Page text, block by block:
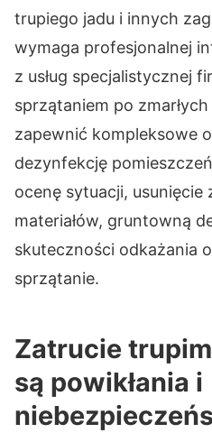
trupiego jadu i innych
wymaga profesjonalnej
z usług specjalistycznej
sprzątaniem po
zapewnić kompleksowe
dezynfekcję
ocenę sytuacji,
materiałów, gruntowną
skuteczności odkażania
sprzątanie.
Zatrucie
są powikłania i